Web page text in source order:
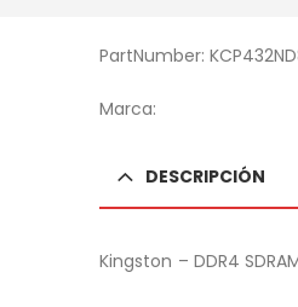
PartNumber:
Marca:
DESCRIPCIÓN
Kingston – DDR4